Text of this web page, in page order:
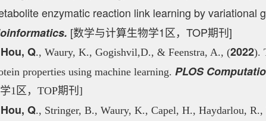
enzymatic reaction link learning by variational
[数学与计算生物学1区，TOP期刊]
Hou, Q., Waury, K., Gogishvil,D., & Feenstra, A., (2022).
properties using machine learning. PLOS
1区，TOP期刊]
Hou, Q., Stringer, B., Waury, K., Capel, H., Haydarlou,